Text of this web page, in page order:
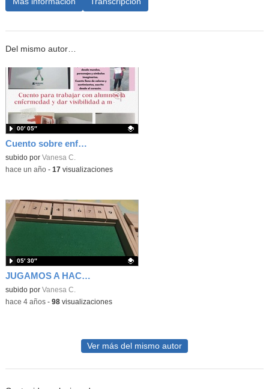
Del mismo autor…
Cuento sobre enfermedad: Asenav está calva
Contenido educativo.
subido por Vanesa C.
00′ 05″
-hace un año- 17 visualizaciones
JUGAMOS A HACER SUMAS BÁSICAS CON "SHUT THE BOX"
Contenido educativo.
subido por Vanesa C.
05′ 30″
-hace 4 años- 98visualizaciones
Ver más del mismo autor